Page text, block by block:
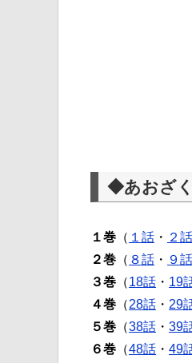
◆あおざ
１巻 （ １話 ・ ２話
２巻 （ ８話 ・ ９話
３巻 （18話 ・ 19
４巻 （28話 ・ 29
５巻 （38話 ・ 39
６巻 （48話 ・ 49